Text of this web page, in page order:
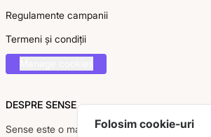
Regulamente campanii
Termeni și condiții
DESPRE SENSE
Sense este o marcă românească dedicată
Folosim cookie-uri